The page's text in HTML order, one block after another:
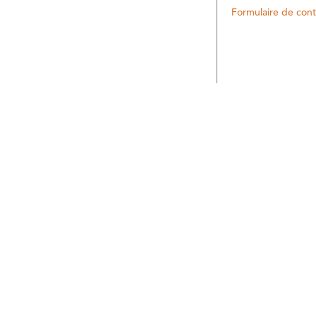
Formulaire de